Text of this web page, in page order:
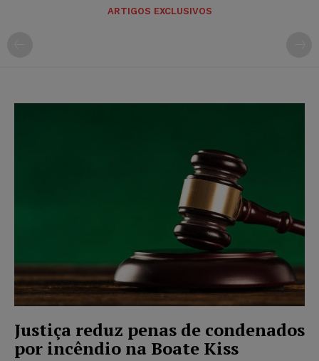
ARTIGOS EXCLUSIVOS
Justiça reduz penas de condenados
por incêndio na Boate Kiss